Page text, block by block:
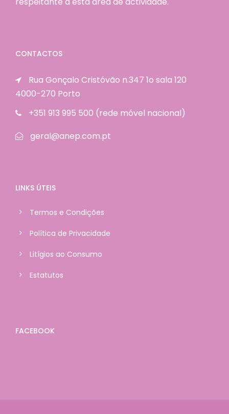
CONTACTOS
Rua Gonçalo Cristóvão n.347 1o sala 120
4000-270 Porto
+351 913 995 500 (rede móvel nacional)
geral@anep.com.pt
LINKS ÚTEIS
Termos e Condições
Política de Privacidade
Litígios ao Consumo
Estatutos
FACEBOOK